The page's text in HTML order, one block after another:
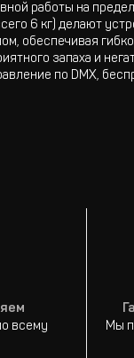
работы на
6 кг) делают
обеспечивая
запаха и
по DMX,
всему
Мы